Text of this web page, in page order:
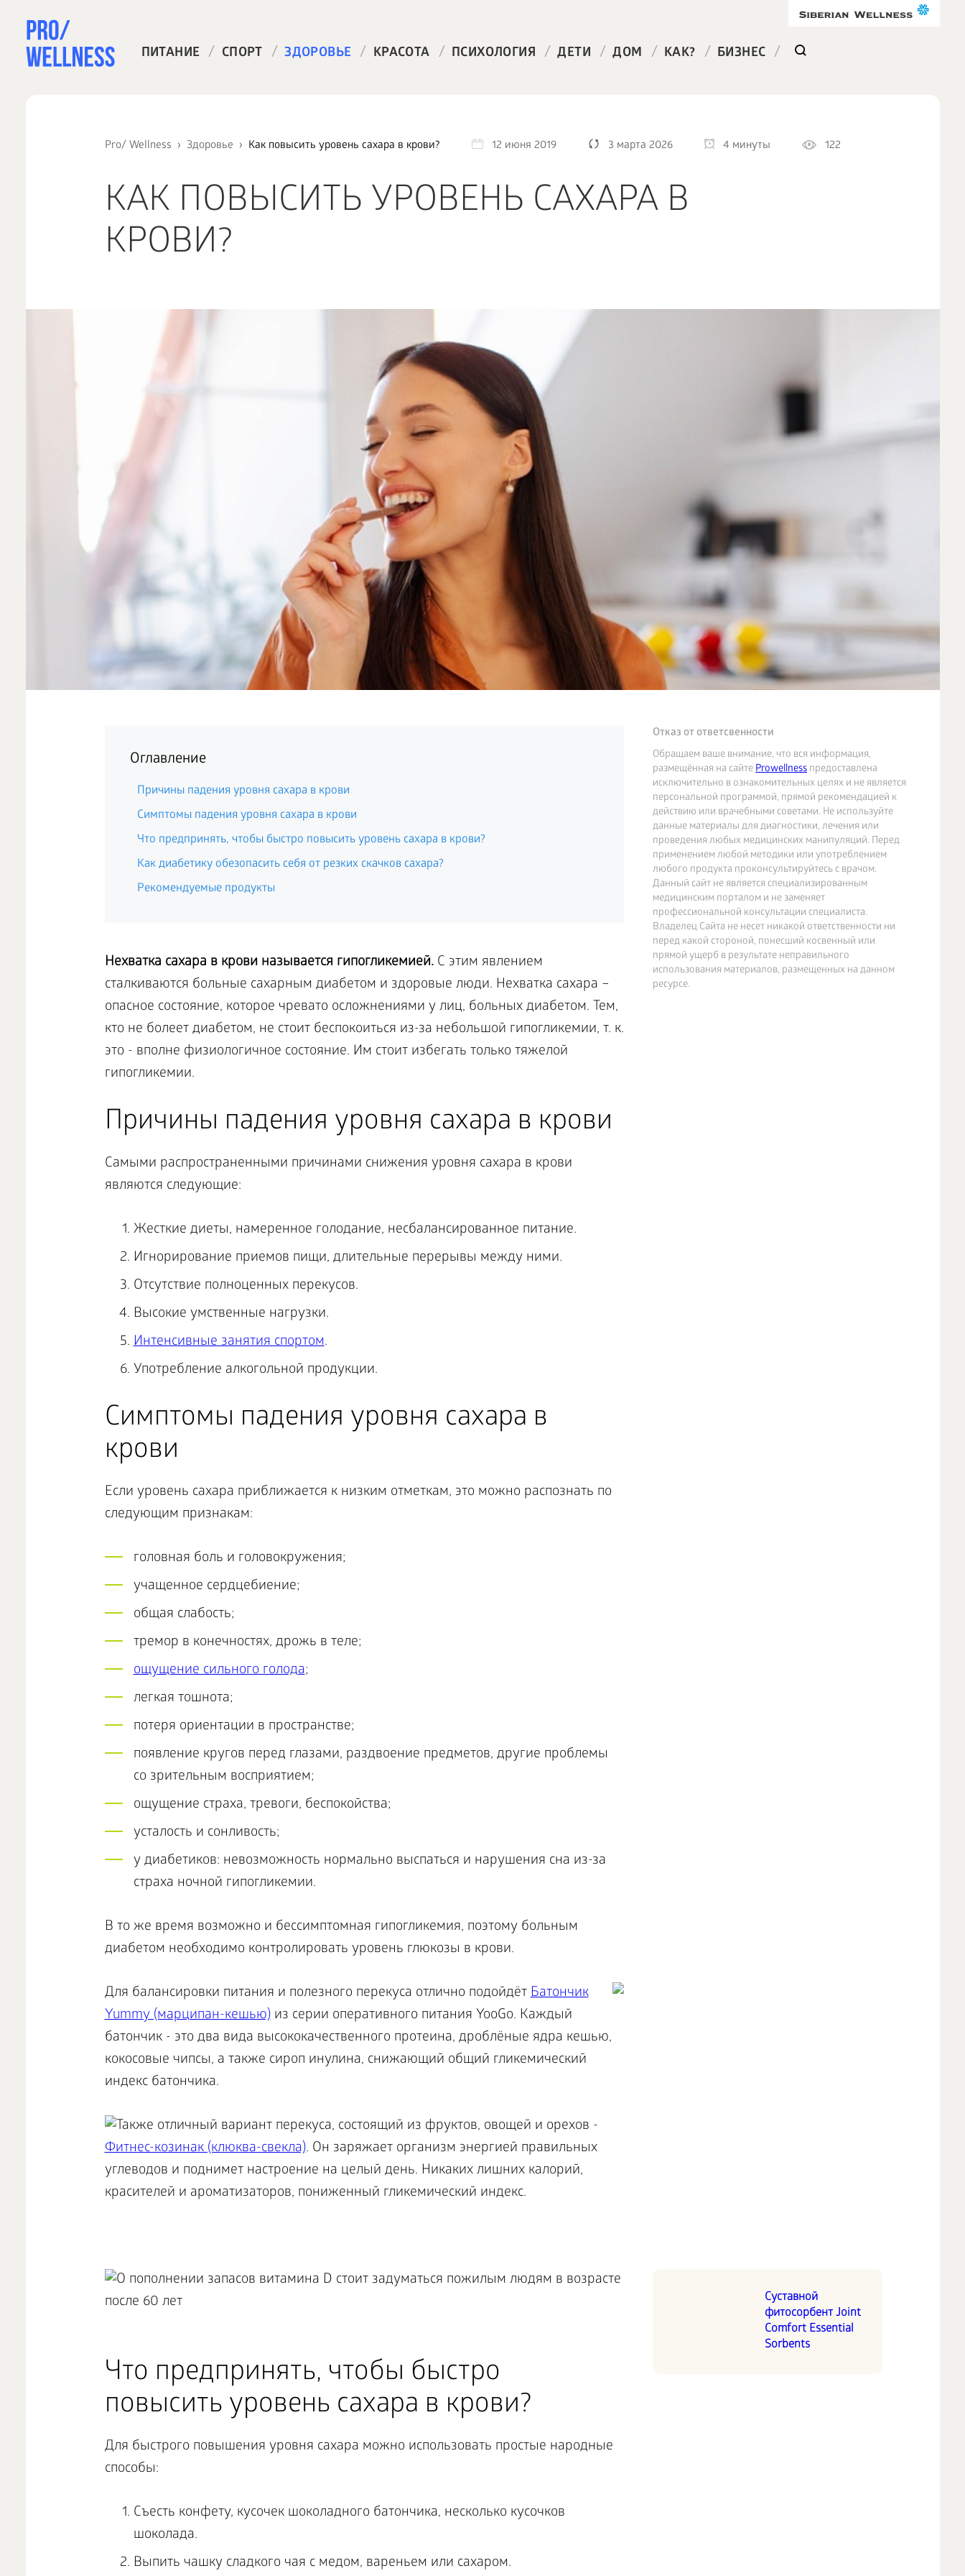
ПИТАНИЕ / СПОРТ / ЗДОРОВЬЕ / КРАСОТА / ПСИХОЛОГИЯ / ДЕТИ / ДОМ / КАК? / БИЗНЕС /
Pro/ Wellness Здоровье Как повысить уровень сахара в крови? 12 июня 2019 3 марта 2026 4 минуты 122
КАК ПОВЫСИТЬ УРОВЕНЬ САХАРА В
КРОВИ?
Отказ от ответсвенности
Обращаем ваше внимание, что вся информация,
размещённая на сайтеProwellnessпредоставлена
исключительно в ознакомительных целях и не является
персональной программой, прямой рекомендацией к
действию или врачебными советами. Не используйте
данные материалы для диагностики, лечения или
проведения любых медицинских манипуляций. Перед
применением любой методики или употреблением
любого продукта проконсультируйтесь с врачом.
Данный сайт не является специализированным
медицинским порталом и не заменяет
профессиональной консультации специалиста.
Владелец Сайта не несет никакой ответственности ни
перед какой стороной, понесший косвенный или
прямой ущерб в результате неправильного
использования материалов, размещенных на данном
ресурсе.
Оглавление
Причины падения уровня сахара в крови
Симптомы падения уровня сахара в крови
Что предпринять, чтобы быстро повысить уровень сахара в крови?
Как диабетику обезопасить себя от резких скачков сахара?
Рекомендуемые продукты
Нехватка сахара в крови называется гипогликемией.С этим явлением
сталкиваются больные сахарным диабетом и здоровые люди. Нехватка сахара –
опасное состояние, которое чревато осложнениями у лиц, больных диабетом. Тем,
кто не болеет диабетом, не стоит беспокоиться из-за небольшой гипогликемии, т. к.
это - вполне физиологичное состояние. Им стоит избегать только тяжелой
гипогликемии.
Причины падения уровня сахара в крови
Самыми распространенными причинами снижения уровня сахара в крови
являются следующие:
Жесткие диеты, намеренное голодание, несбалансированное питание.
Игнорирование приемов пищи, длительные перерывы между ними.
Отсутствие полноценных перекусов.
Высокие умственные нагрузки.
Интенсивные занятия спортом.
Употребление алкогольной продукции.
Симптомы падения уровня сахара в
крови
Если уровень сахара приближается к низким отметкам, это можно распознать по
следующим признакам:
головная боль и головокружения;
учащенное сердцебиение;
общая слабость;
тремор в конечностях, дрожь в теле;
ощущение сильного голода;
легкая тошнота;
потеря ориентации в пространстве;
появление кругов перед глазами, раздвоение предметов, другие проблемы
со зрительным восприятием;
ощущение страха, тревоги, беспокойства;
усталость и сонливость;
у диабетиков: невозможность нормально выспаться и нарушения сна из-за
страха ночной гипогликемии.
В то же время возможно и бессимптомная гипогликемия, поэтому больным
диабетом необходимо контролировать уровень глюкозы в крови.
Для балансировки питания и полезного перекуса отлично подойдётБатончик
Yummy (марципан-кешью)из серии оперативного питания YooGo. Каждый
батончик - это два вида высококачественного протеина, дроблёные ядра кешью,
кокосовые чипсы, а также сироп инулина, снижающий общий гликемический
индекс батончика.
Также отличный вариант перекуса, состоящий из фруктов, овощей и орехов -
Фитнес-козинак (клюква-свекла). Он заряжает организм энергией правильных
углеводов и поднимет настроение на целый день. Никаких лишних калорий,
красителей и ароматизаторов, пониженный гликемический индекс.
Суставной
фитосорбент Joint
Comfort Essential
Sorbents
Что предпринять, чтобы быстро
повысить уровень сахара в крови?
Для быстрого повышения уровня сахара можно использовать простые народные
способы:
Съесть конфету, кусочек шоколадного батончика, несколько кусочков
шоколада.
Выпить чашку сладкого чая с медом, вареньем или сахаром.